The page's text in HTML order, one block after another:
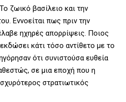
ζωικό βασίλειο και την
Εννοείται πως πριν την
ηχηρές απορρίψεις. Ποιος
κάτι τόσο αντίθετο με το
ότι συνιστούσα ευθεία
σε μια εποχή που η
στρατιωτικός